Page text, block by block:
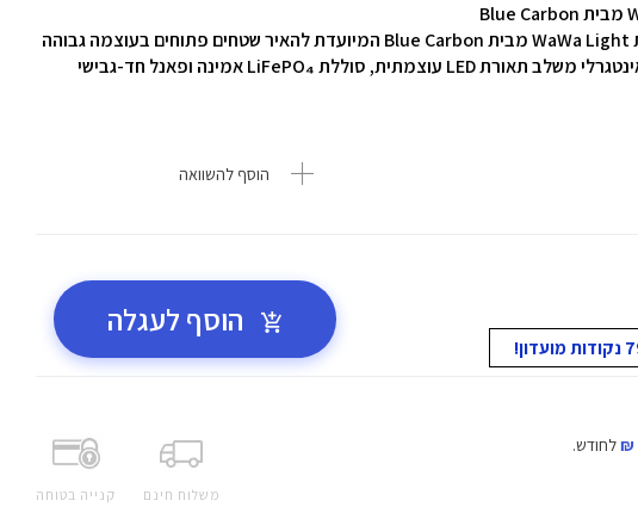
תאורת Flood סולארית חכמה של סדרת WaWa Light מבית Blue Carbon המיועדת להאיר שטחים פתוחים בעוצמה גבוהה
ובלי חיבור לחשמל. הפתרון הסולארי האינטגרלי משלב תאורת LED עוצמתית, סוללת LiFePO₄ אמינה ופאנל חד-גבישי
הוסף להשוואה
הוסף לעגלה
משלוח חינם קנייה בטוחה
לחודש.